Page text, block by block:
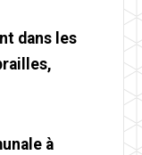
dans les
à